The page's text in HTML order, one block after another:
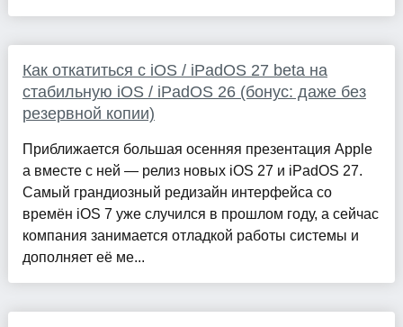
Как откатиться с iOS / iPadOS 27 beta на
стабильную iOS / iPadOS 26 (бонус: даже без
резервной копии)
Приближается большая осенняя презентация Apple
а вместе с ней — релиз новых iOS 27 и iPadOS 27.
Самый грандиозный редизайн интерфейса со
времён iOS 7 уже случился в прошлом году, а сейчас
компания занимается отладкой работы системы и
дополняет её ме...